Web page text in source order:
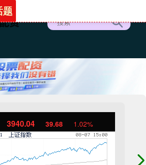
3940.04 39.68 1.02%
题